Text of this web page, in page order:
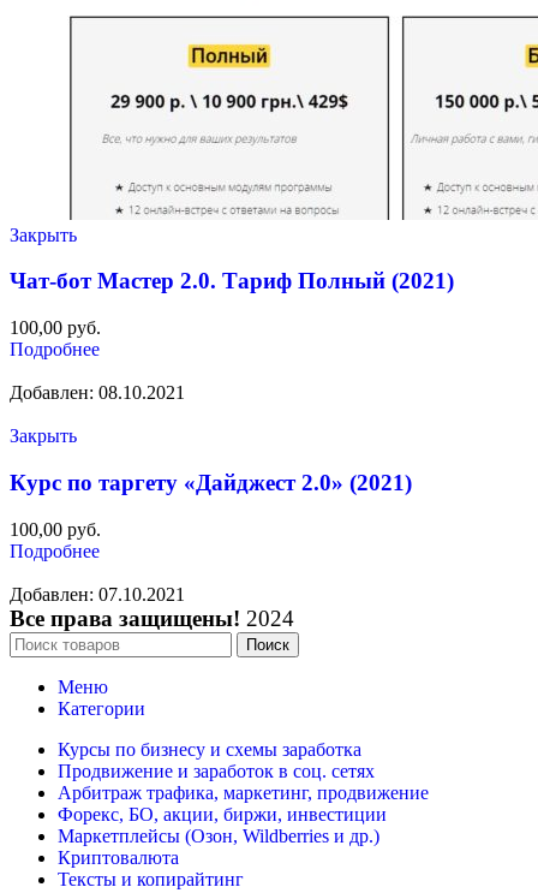
Закрыть
Чат-бот Мастер 2.0. Тариф Полный (2021)
100,00 руб.
Подробнее
Добавлен: 08.10.2021
Закрыть
Курс по таргету «Дайджест 2.0» (2021)
100,00 руб.
Подробнее
Добавлен: 07.10.2021
Все права защищены! 2024
Поиск
Меню
Категории
Курсы по бизнесу и схемы заработка
Продвижение и заработок в соц. сетях
Арбитраж трафика, маркетинг, продвижение
Форекс, БО, акции, биржи, инвестиции
Маркетплейсы (Озон, Wildberries и др.)
Криптовалюта
Тексты и копирайтинг